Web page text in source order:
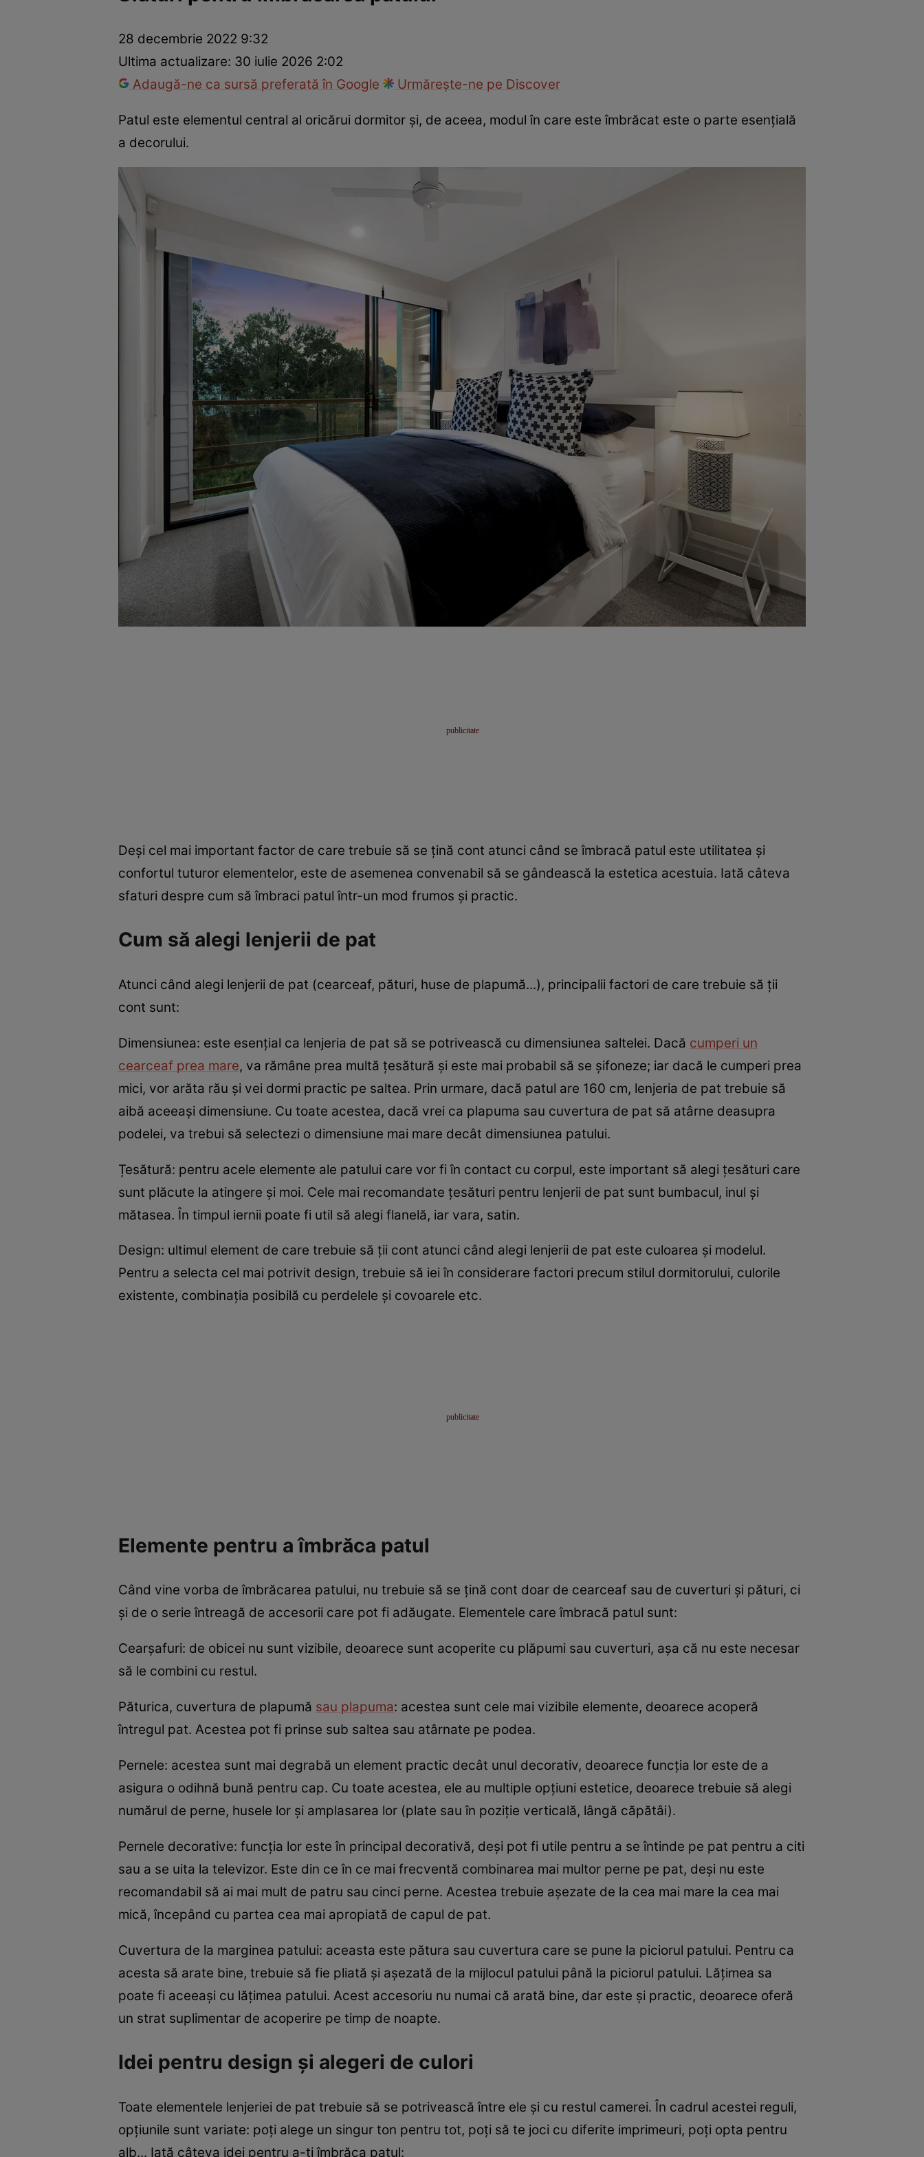
Dezvoltare personalăÎngrijire personalăCasă și grădină
28 decembrie 2022 9:32
Ultima actualizare: 30 iulie 2026 2:02
Adaugă-ne ca sursă preferată în Google
Urmărește-ne pe Discover
Patul este elementul central al oricărui dormitor și, de aceea, modul în care este îmbrăcat este o parte esențială
a decorului.
Deși cel mai important factor de care trebuie să se țină cont atunci când se îmbracă patul este utilitatea și
confortul tuturor elementelor, este de asemenea convenabil să se gândească la estetica acestuia. Iată câteva
sfaturi despre cum să îmbraci patul într-un mod frumos și practic.
Cum să alegi lenjerii de pat
Atunci când alegi lenjerii de pat (cearceaf, pături, huse de plapumă...), principalii factori de care trebuie să ții
cont sunt:
Dimensiunea: este esențial ca lenjeria de pat să se potrivească cu dimensiunea saltelei. Dacă cumperi un
cearceaf prea mare, va rămâne prea multă țesătură și este mai probabil să se șifoneze; iar dacă le cumperi prea
mici, vor arăta rău și vei dormi practic pe saltea. Prin urmare, dacă patul are 160 cm, lenjeria de pat trebuie să
aibă aceeași dimensiune. Cu toate acestea, dacă vrei ca plapuma sau cuvertura de pat să atârne deasupra
podelei, va trebui să selectezi o dimensiune mai mare decât dimensiunea patului.
Țesătură: pentru acele elemente ale patului care vor fi în contact cu corpul, este important să alegi țesături care
sunt plăcute la atingere și moi. Cele mai recomandate țesături pentru lenjerii de pat sunt bumbacul, inul și
mătasea. În timpul iernii poate fi util să alegi flanelă, iar vara, satin.
Design: ultimul element de care trebuie să ții cont atunci când alegi lenjerii de pat este culoarea și modelul.
Pentru a selecta cel mai potrivit design, trebuie să iei în considerare factori precum stilul dormitorului, culorile
existente, combinația posibilă cu perdelele și covoarele etc.
Elemente pentru a îmbrăca patul
Când vine vorba de îmbrăcarea patului, nu trebuie să se țină cont doar de cearceaf sau de cuverturi și pături, ci
și de o serie întreagă de accesorii care pot fi adăugate. Elementele care îmbracă patul sunt:
Cearșafuri: de obicei nu sunt vizibile, deoarece sunt acoperite cu plăpumi sau cuverturi, așa că nu este necesar
să le combini cu restul.
Păturica, cuvertura de plapumă sau plapuma: acestea sunt cele mai vizibile elemente, deoarece acoperă
întregul pat. Acestea pot fi prinse sub saltea sau atârnate pe podea.
Pernele: acestea sunt mai degrabă un element practic decât unul decorativ, deoarece funcția lor este de a
asigura o odihnă bună pentru cap. Cu toate acestea, ele au multiple opțiuni estetice, deoarece trebuie să alegi
numărul de perne, husele lor și amplasarea lor (plate sau în poziție verticală, lângă căpătâi).
Pernele decorative: funcția lor este în principal decorativă, deși pot fi utile pentru a se întinde pe pat pentru a citi
sau a se uita la televizor. Este din ce în ce mai frecventă combinarea mai multor perne pe pat, deși nu este
recomandabil să ai mai mult de patru sau cinci perne. Acestea trebuie așezate de la cea mai mare la cea mai
mică, începând cu partea cea mai apropiată de capul de pat.
Cuvertura de la marginea patului: aceasta este pătura sau cuvertura care se pune la piciorul patului. Pentru ca
acesta să arate bine, trebuie să fie pliată și așezată de la mijlocul patului până la piciorul patului. Lățimea sa
poate fi aceeași cu lățimea patului. Acest accesoriu nu numai că arată bine, dar este și practic, deoarece oferă
un strat suplimentar de acoperire pe timp de noapte.
Idei pentru design și alegeri de culori
Toate elementele lenjeriei de pat trebuie să se potrivească între ele și cu restul camerei. În cadrul acestei reguli,
opțiunile sunt variate: poți alege un singur ton pentru tot, poți să te joci cu diferite imprimeuri, poți opta pentru
alb... Iată câteva idei pentru a-ți îmbrăca patul: